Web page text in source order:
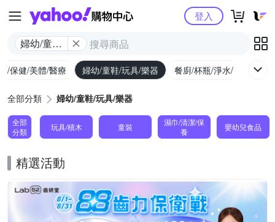
Yahoo購物中心
婦幼/童鞋/
登入
/保健/美體/醫療 婦幼/童鞋/玩具/樂器 餐廚/杯瓶/淨水/寵物
全部分類 婦幼/童鞋/玩具/樂器
全部
分類
玩具/積木 童裝
濕巾/清潔/保
養
嬰幼兒食品
精選活動